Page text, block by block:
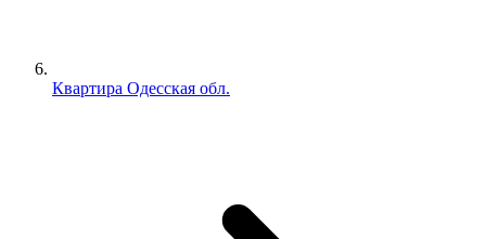
Квартира Одесская обл.